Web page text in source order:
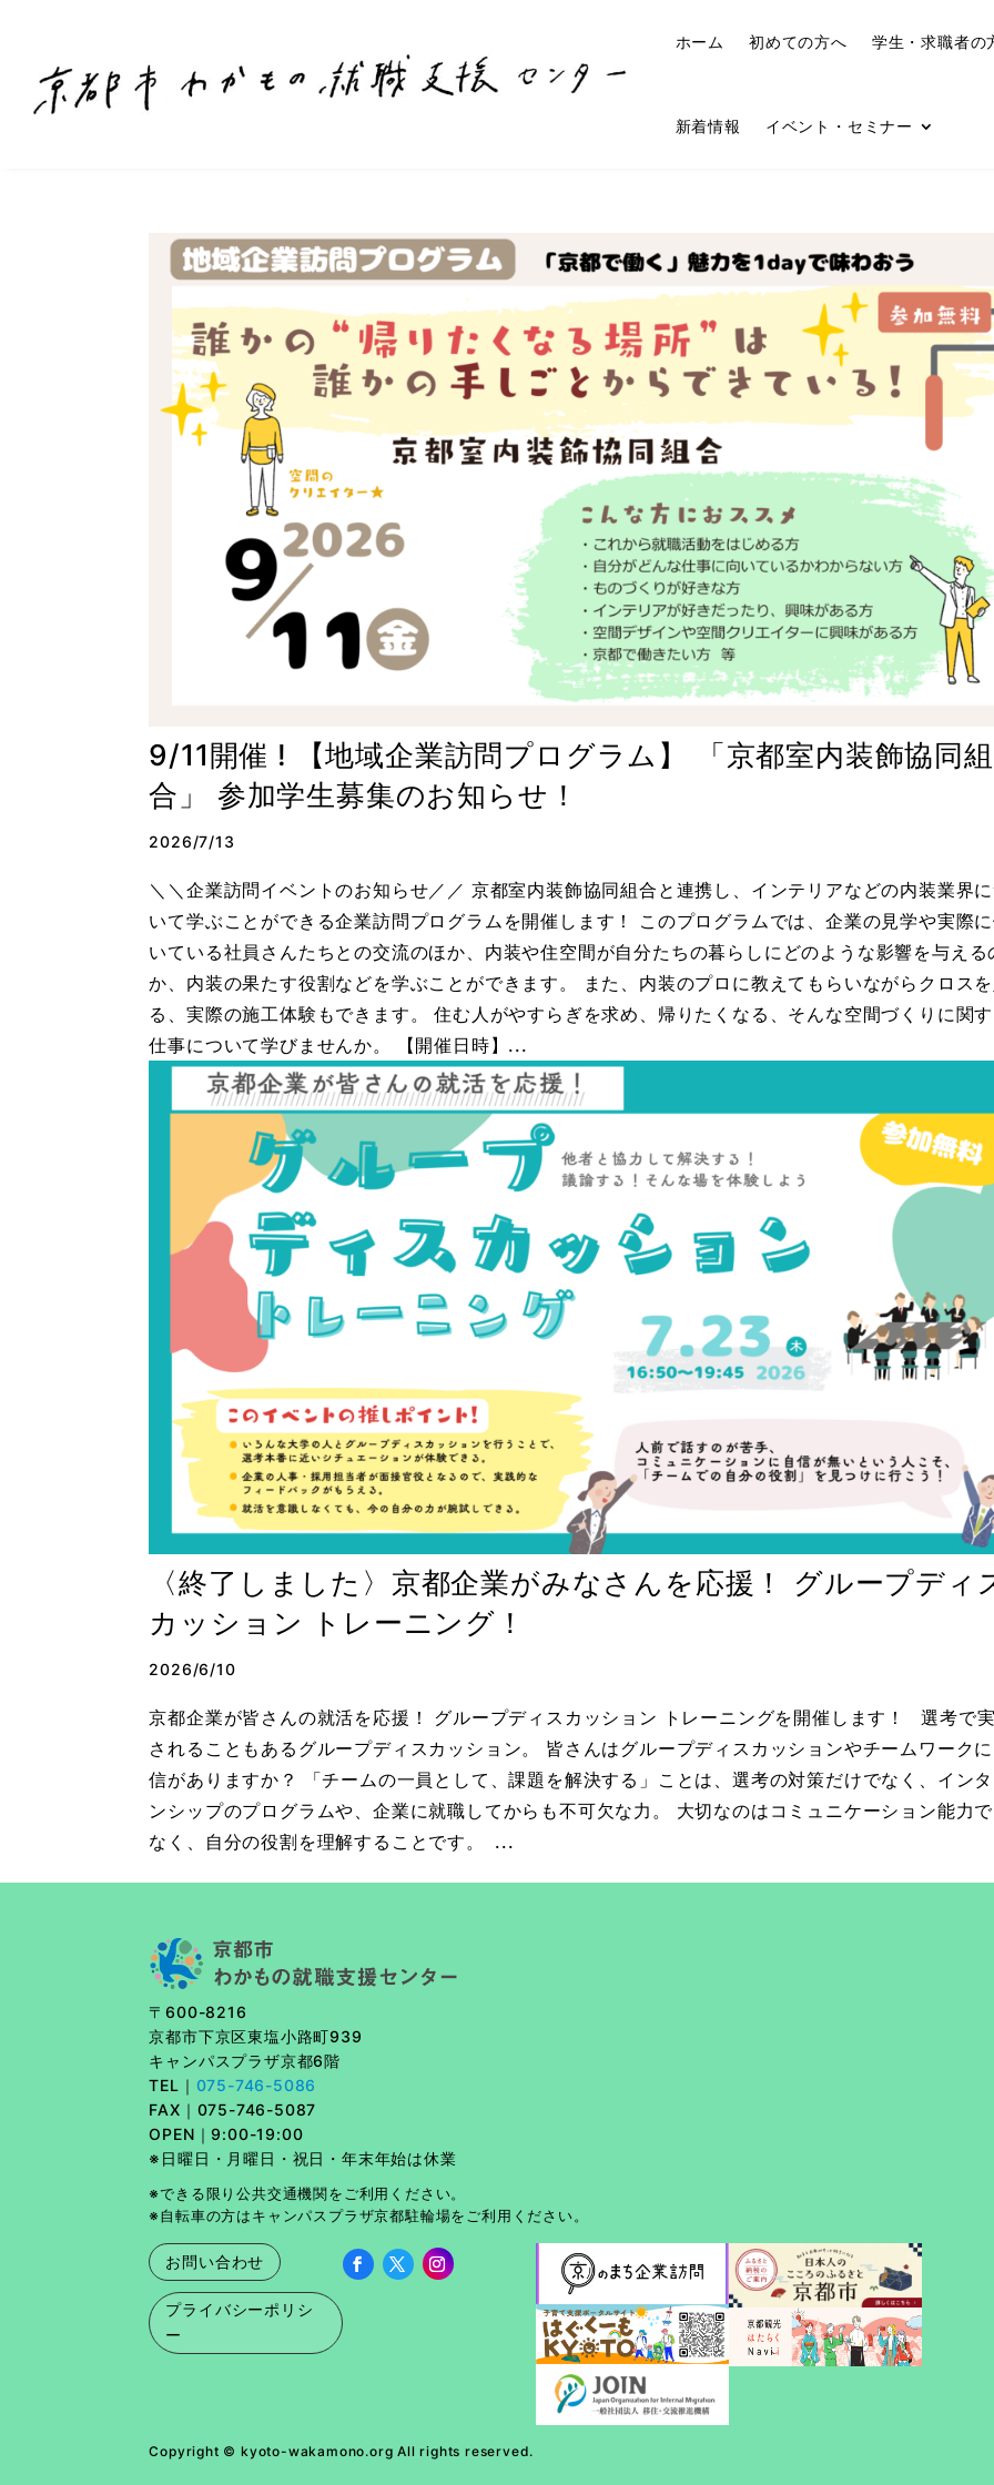
ホーム 初めての方へ 学生・求職者の
新着情報 イベント・セミナー
9/11開催 ! 【地域企業訪問プログラム】 「京都室内装飾協同組
合」 参加学生募集のお知らせ！
2026/7/13
＼＼企業訪問イベントのお知らせ／／ 京都室内装飾協同組合と連携し、インテリアなどの内装業界
いて学ぶことができる企業訪問プログラムを開催します！ このプログラムでは、企業の見学や実際
いている社員さんたちとの交流のほか、内装や住空間が自分たちの暮らしにどのような影響を与える
か、内装の果たす役割などを学ぶことができます。 また、内装のプロに教えてもらいながらクロス
る、実際の施工体験もできます。 住む人がやすらぎを求め、帰りたくなる、そんな空間づくりに関
仕事について学びませんか。 【開催日時】...
〈終了しました〉京都企業がみなさんを応援！ グループディ
カッション トレーニング！
2026/6/10
京都企業が皆さんの就活を応援！ グループディスカッション トレーニングを開催します！ 選考で
されることもあるグループディスカッション。 皆さんはグループディスカッションやチームワーク
信がありますか？ 「チームの一員として、課題を解決する」ことは、選考の対策だけでなく、イン
ンシップのプログラムや、企業に就職してからも不可欠な力。 大切なのはコミュニケーション能力
なく、自分の役割を理解することです。 ...
〒600-8216
京都市下京区東塩小路町939
キャンパスプラザ京都6階
TEL｜ 075-746-5086
FAX｜ 075-746-5087
OPEN｜9:00-19:00
※日曜日・月曜日・祝日・年末年始は休業
※できる限り公共交通機関をご利用ください。
※自転車の方はキャンパスプラザ京都駐輪場をご利用ください。
お問い合わせ
プライバシーポリシ
ー
Copyright © kyoto-wakamono.org All rights reserved.